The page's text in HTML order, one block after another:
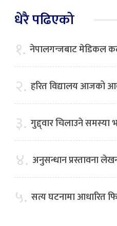
धेरै पढिएको
१. नेपालगन्जबाट मेडिकल
२. हरित विद्यालय आजको
३. गुद्द्वार चिलाउने समस्या
४. अनुसन्धान प्रस्तावना
५. सत्य घटनामा आधारित